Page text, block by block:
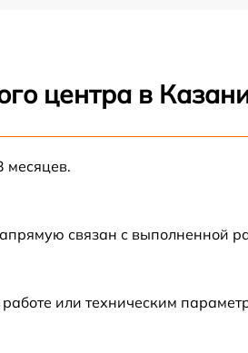
от 60 мин
от 120 мин
центра в
месяцев.
связан с выполненной
или техническим